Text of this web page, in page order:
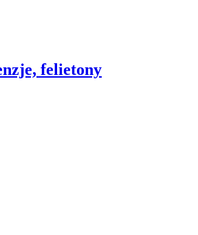
felietony